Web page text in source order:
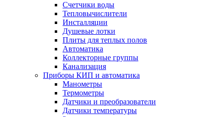
Счетчики воды
Тепловычислители
Инсталляции
Душевые лотки
Плиты для теплых полов
Автоматика
Коллекторные группы
Канализация
Приборы КИП и автоматика
Манометры
Термометры
Датчики и преобразователи
Датчики температуры